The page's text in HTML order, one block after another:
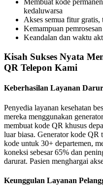
Membuat kode
kedaluwarsa
Akses semua fitur gratis,
Kemampuan
Keandalan dan waktu
Kisah Sukses Nyata
QR Telepon Kami
Keberhasilan Layanan
Penyedia layanan kesehatan
mereka menggunakan
membuat kode QR khusus
luar biasa. Generator kode QR
kode untuk 30+ departemen,
koneksi sebesar 65% dan
darurat. Pasien menghargai
Keunggulan Layanan